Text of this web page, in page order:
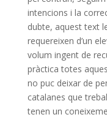
intencions i la
dubte, aquest text
requereixen d’un
volum ingent de
pràctica totes
no puc deixar de
catalanes que
tenen un